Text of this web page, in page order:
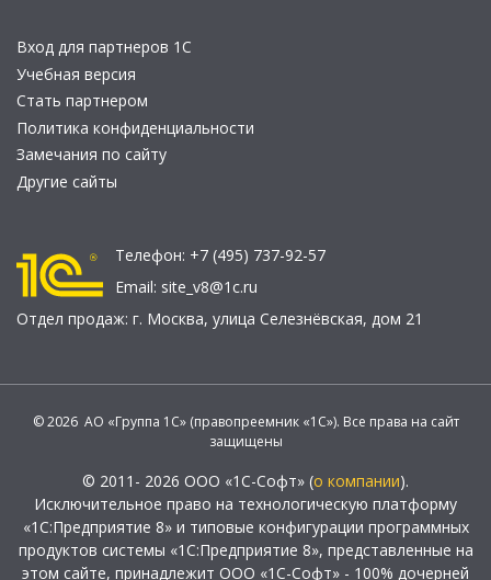
Вход для партнеров 1С
Учебная версия
Стать партнером
Политика конфиденциальности
Замечания по сайту
Другие сайты
Телефон: +7 (495) 737-92-57
Email: site_v8@1c.ru
Отдел продаж: г. Москва, улица Селезнёвская, дом 21
© 2026 АО «Группа 1С» (правопреемник «1С»). Все права на сайт
защищены
© 2011- 2026 ООО «1С-Софт» (о компании).
Исключительное право на технологическую платформу
«1С:Предприятие 8» и типовые конфигурации программных
продуктов системы «1С:Предприятие 8», представленные на
этом сайте, принадлежит ООО «1С-Софт» - 100% дочерней